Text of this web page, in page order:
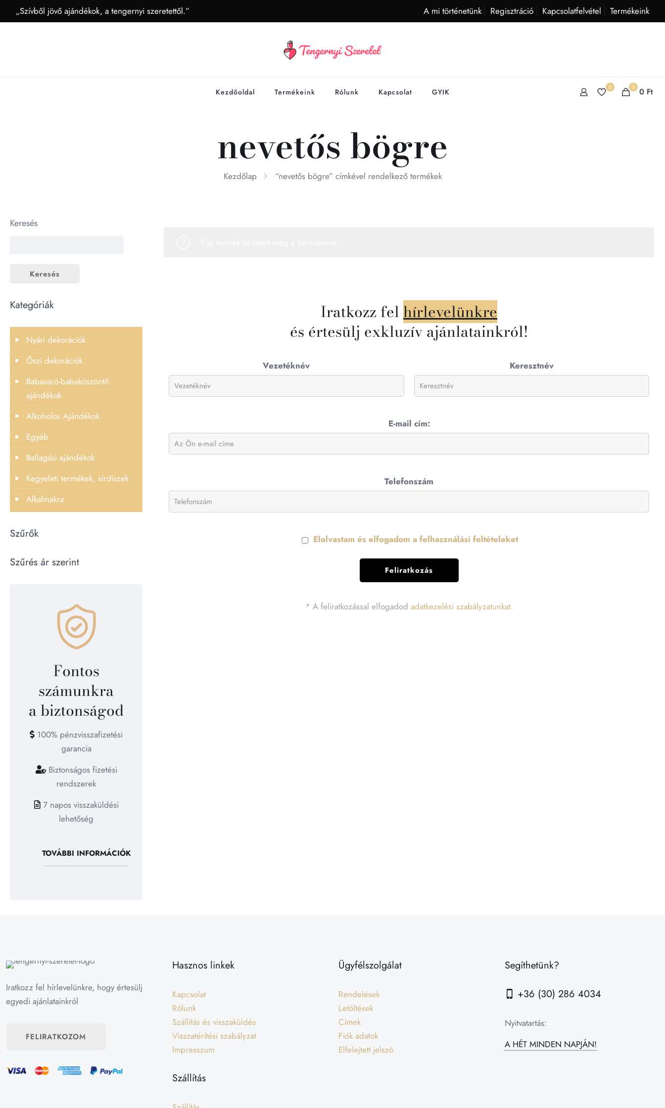
„Szívből jövő ajándékok, a tengernyi szeretettől.” A mi történetünk Regisztráció Kapcsolatfelvétel Termékeink
Kezdőoldal Termékeink Rólunk Kapcsolat GYIK 0 0 0 Ft
nevetős bögre
Kezdőlap “nevetős bögre” címkével rendelkező termékek
Iratkozz fel hírlevelünkre
és értesülj exkluzív ajánlatainkról!
Vezetéknév Keresztnév
E-mail cím:
Telefonszám
Elolvastam és elfogadom a felhasználási feltételeket
* A feliratkozással elfogadod adatkezelési szabályzatunkat.
Keresés
Keresés
Kategóriák
Nyári dekorációk
Őszi dekorációk
Babaváró-babaköszöntő
ajándékok
Alkoholos Ajándékok
Egyéb
Ballagási ajándékok
Kegyeleti termékek, sírdíszek
Alkalmakra
Szűrők
Szűrés ár szerint
Fontos
számunkra
a biztonságod
100% pénzvisszafizetési
garancia
Biztonságos fizetési
rendszerek
7 napos visszaküldési
lehetőség
TOVÁBBI INFORMÁCIÓK
Iratkozz fel hírlevelünkre, hogy értesülj
egyedi ajánlatainkról
FELIRATKOZOM
Hasznos linkek
Kapcsolat
Rólunk
Szállítás és visszaküldés
Visszatérítési szabályzat
Impresszum
Szállítás
Ügyfélszolgálat
Rendelések
Letöltések
Címek
Fiók adatok
Elfelejtett jelszó
Segíthetünk?
+36 (30) 286 4034
Nyitvatartás:
A HÉT MINDEN NAPJÁN!